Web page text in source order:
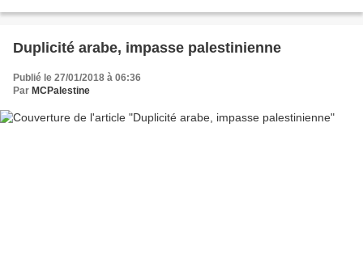
Duplicité arabe, impasse palestinienne
Publié le 27/01/2018 à 06:36
Par MCPalestine